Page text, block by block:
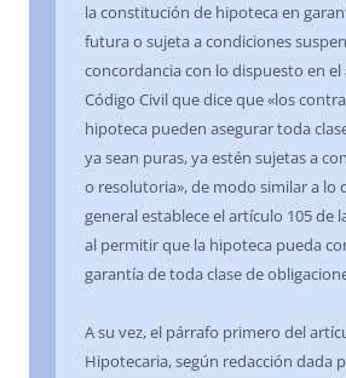
la constitución de hipoteca en
futura o sujeta a condiciones
concordancia con lo dispuesto en
Código Civil que dice que «los
hipoteca pueden asegurar toda
ya sean puras, ya estén sujetas a
o resolutoria», de modo similar a lo
general establece el artículo 105 de
al permitir que la hipoteca pueda
garantía de toda clase de
A su vez, el párrafo primero del
Hipotecaria, según redacción dada